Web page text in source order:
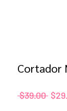
Cortador
$39.00